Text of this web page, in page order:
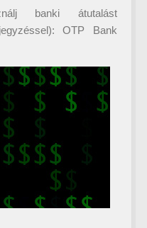
banki átutalást
OTP Bank